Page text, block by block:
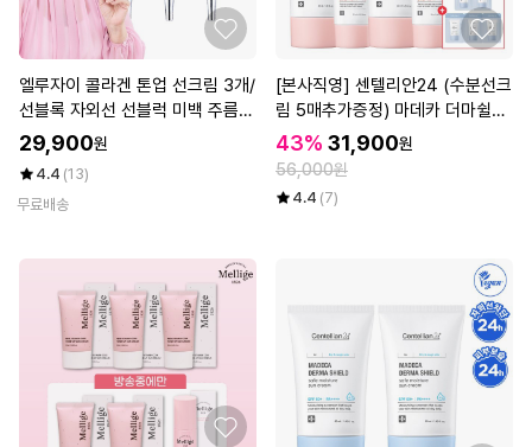
엘루자이 콜라겐 톤업 선크림 3개/
선블록 자외선 선블럭 미백 주름개
선
29,900원
4.4 (13)
무료배송
[본사직영] 센텔리안24 (수분선크
림 5매추가증정) 마데카 더마쉴드
세이프 톤업선크림 (40ml+20ml)
기획구성 2세트
43% 31,900원
56,000원
4.4 (7)